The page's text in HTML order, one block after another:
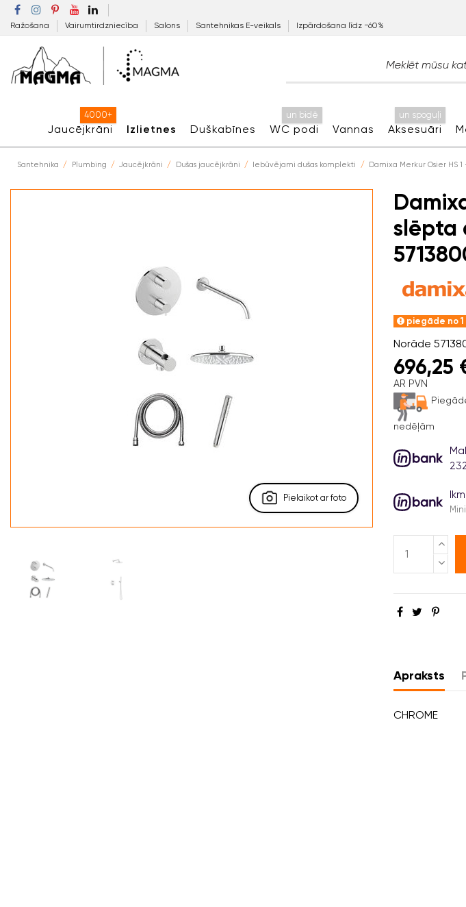
Ražošana Vairumtirdzniecība Salons Santehnikas E-veikals Izpārdošana līdz −60%
Jaucējkrāni
4000+
Izlietnes Duškabīnes WC podi
un bidē
Vannas Aksesuāri
un spoguļi
Santehnika Plumbing Jaucējkrāni Dušas jaucējkrāni Iebūvējami dušas komplekti Damixa Merkur Osier HS 1
Pielaikot ar foto
slēpta
piegāde no
Norāde
696,25
AR PVN
nedēļām
Apraksts
CHROME